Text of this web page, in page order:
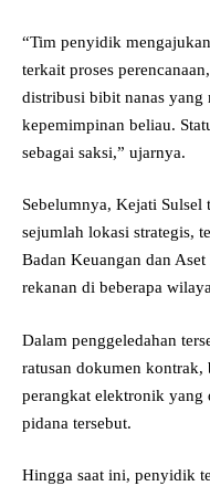
“Tim penyidik
terkait proses
distribusi bibit nanas yang
kepemimpinan beliau.
sebagai saksi,” ujarnya.
Sebelumnya, Kejati
sejumlah lokasi strategis,
Badan Keuangan dan
rekanan di beberapa
Dalam penggeledahan
ratusan dokumen kontrak,
perangkat elektronik yang
pidana tersebut.
Hingga saat ini, penyidik